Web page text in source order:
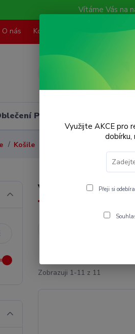
Vítáme Vás na
O nás Kontakty
PO VELIKOSTECH
Košile
Vel. M
Zobrazuji 1-11 z 11
Využijte AKCE pro
dobírku,
Přeji si